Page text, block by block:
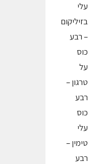
עלי
בזיליקום
– רבע
כוס
על
טרגון –
רבע
כוס
עלי
טימין –
רבע